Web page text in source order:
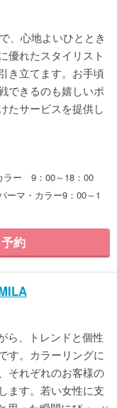
、心地よいひととき
優れたスタイリスト
き立てます。お手頃
できるのも嬉しいポ
たサービスを提供し
ー 9：00～18：00
マ・カラー9：00～1
約
ら、トレンドと個性
す。カラーリングに
それぞれのお客様の
ます。若い女性に支